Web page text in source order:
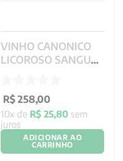
VINHO CANONICO
LICOROSO SANGUE
R$ 258,00
10x de R$ 25,80 sem
juros
ADICIONAR AO
CARRINHO